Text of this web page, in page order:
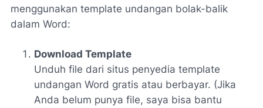
menggunakan template undangan bolak-balik
dalam Word:
Download Template
Unduh file dari situs penyedia template
undangan Word gratis atau berbayar. (Jika
Anda belum punya file, saya bisa bantu